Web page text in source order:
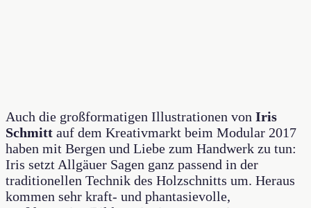
Auch die großformatigen Illustrationen von Iris
Schmitt auf dem Kreativmarkt beim Modular 2017
haben mit Bergen und Liebe zum Handwerk zu tun:
Iris setzt Allgäuer Sagen ganz passend in der
traditionellen Technik des Holzschnitts um. Heraus
kommen sehr kraft- und phantasievolle,